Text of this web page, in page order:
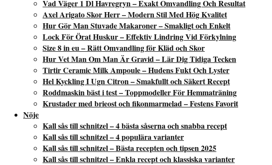
Vad Väger 1 Dl Havregryn – Exakt Omvandling Och Resultat
Axel Arigato Skor Herr – Modern Stil Med Hög Kvalitet
Hur Gör Man Stuvade Makaroner – Smakligt och Enkelt
Lock För Örat Huskur – Effektiv Lindring Vid Förkylning
Size 8 in eu – Rätt Omvandling för Kläd och Skor
Hur Vet Man Om Man Är Gravid – Lär Dig Tidiga Tecken
Tirtir Ceramic Milk Ampoule – Hudens Fukt Och Lyster
Hel Kyckling I Ugn Citron – Smakfullt och Säkert Recept
Roddmaskin bäst i test – Toppmodeller För Hemmaträning
Krustader med brieost och fikonmarmelad – Festens Favorit
Nöje
Kall sås till schnitzel – 4 bästa såserna och snabba recept
Kall sås till schnitzel – 4 populära varianter
Kall sås till schnitzel – Bästa recepten och tipsen 2025
Kall sås till schnitzel – Enkla recept och klassiska varianter